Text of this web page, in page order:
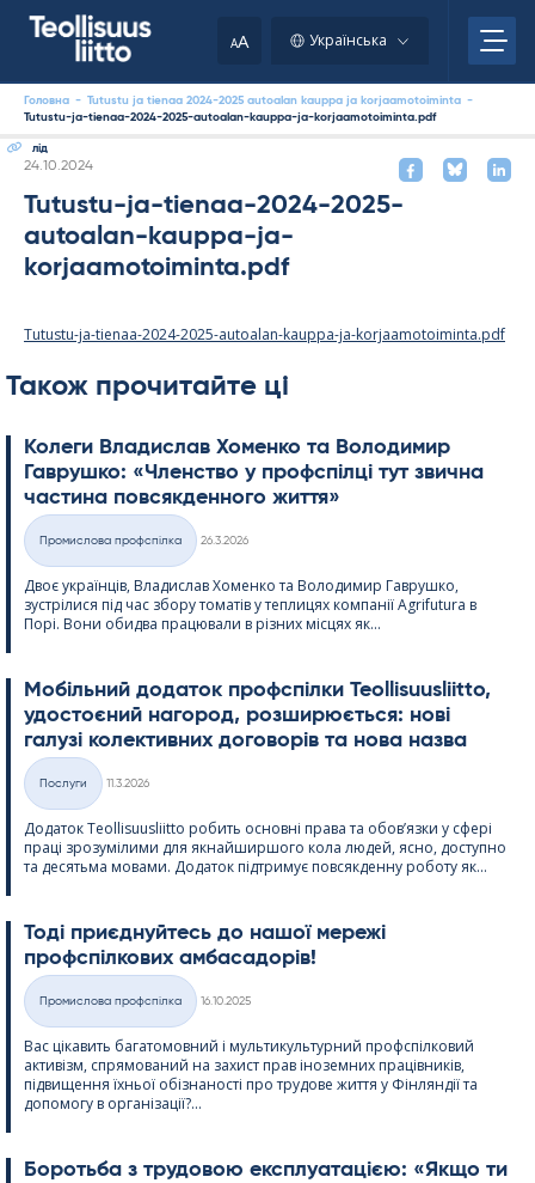
AA Українська
Головна - Tutustu ja tienaa 2024-2025 autoalan kauppa ja korjaamotoiminta -
Tutustu-ja-tienaa-2024-2025-autoalan-kauppa-ja-korjaamotoiminta.pdf
лід
Kirjoitettu
24.10.2024
Tutustu-ja-tienaa-2024-2025-
autoalan-kauppa-ja-
korjaamotoiminta.pdf
Tutustu-ja-tienaa-2024-2025-autoalan-kauppa-ja-korjaamotoiminta.pdf
Також прочитайте ці
Колеги Владислав Хоменко та Володимир
Гаврушко: «Членство у профспілці тут звична
частина повсякденного життя»
Категорії
Промислова профспілка
26.3.2026
Двоє українців, Владислав Хоменко та Володимир Гаврушко,
зустрілися під час збору томатів у теплицях компанії Agri­fu­tura в
Порі. Вони обидва працювали в різних місцях як...
Мобільний додаток профспілки Teol­li­suus­liitto,
удостоєний нагород, розширюється: нові
галузі колективних договорів та нова назва
Категорії
Послуги
11.3.2026
Додаток Teol­li­suus­liitto робить основні права та обов’язки у сфері
праці зрозумілими для якнайширшого кола людей, ясно, доступно
та десятьма мовами. Додаток підтримує повсякденну роботу як...
Тоді приєднуйтесь до нашої мережі
профспілкових амбасадорів!
Категорії
Промислова профспілка
16.10.2025
Вас цікавить багатомовний і мультикультурний профспілковий
активізм, спрямований на захист прав іноземних працівників,
підвищення їхньої обізнаності про трудове життя у Фінляндії та
допомогу в організації?...
Боротьба з трудовою експлуатацією: «Якщо ти